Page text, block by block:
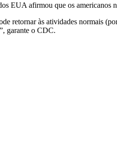
EUA afirmou que os americanos
retornar às atividades normais
garante o CDC.